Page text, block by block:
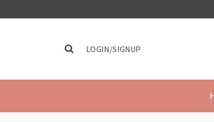
LOGIN/SIGNUP